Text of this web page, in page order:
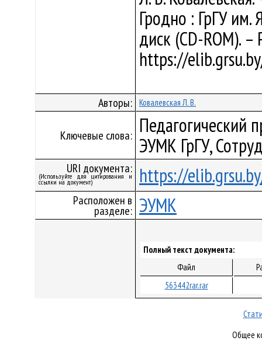
Гродно : ГрГУ им.
диск (CD-ROM).
https://
Авторы: Ковалевская Л. В.
Ключевые слова: Педагогический
ЭУМК ГрГУ,
URI документа:
(Используйте для цитирования и
ссылки на документ) https://
Расположен в
разделе: ЭУМК
Полный текст документа:
Файл
563442rar.rar
Общее